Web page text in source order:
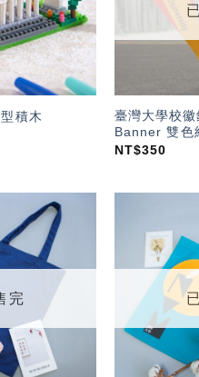
積木
臺灣大學校
Banner 雙色
NT$350
望輕
單」
完